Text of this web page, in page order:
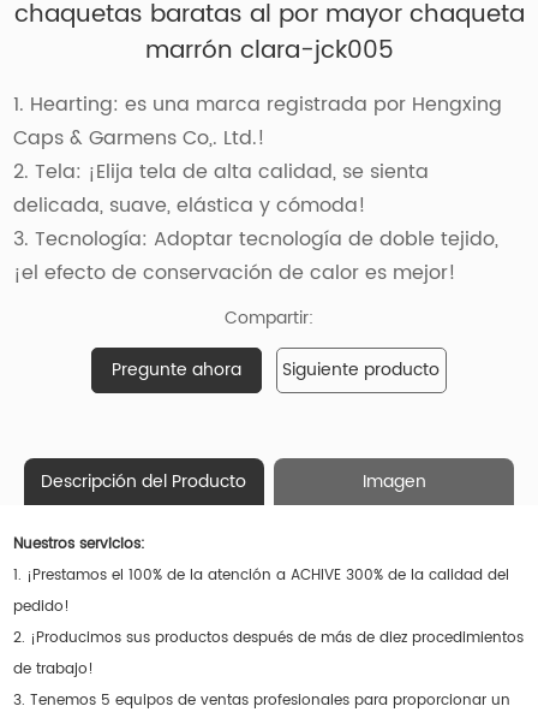
chaquetas baratas al por mayor chaqueta
marrón clara-jck005
1. Hearting: es una marca registrada por Hengxing
Caps & Garmens Co,. Ltd.!
2. Tela: ¡Elija tela de alta calidad, se sienta
delicada, suave, elástica y cómoda!
3. Tecnología: Adoptar tecnología de doble tejido,
¡el efecto de conservación de calor es mejor!
Compartir:
Pregunte ahora
Siguiente producto
Descripción del Producto Imagen
Nuestros servicios:
1. ¡Prestamos el 100% de la atención a ACHIVE 300% de la calidad del
pedido!
2. ¡Producimos sus productos después de más de diez procedimientos
de trabajo!
3. Tenemos 5 equipos de ventas profesionales para proporcionar un